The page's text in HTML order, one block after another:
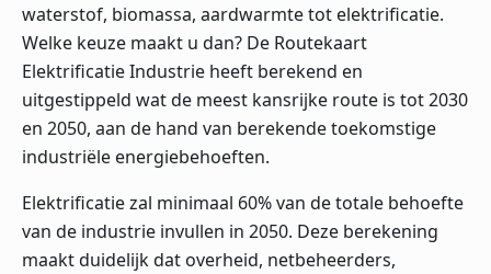
waterstof, biomassa, aardwarmte tot elektrificatie.
Welke keuze maakt u dan? De Routekaart
Elektrificatie Industrie heeft berekend en
uitgestippeld wat de meest kansrijke route is tot 2030
en 2050, aan de hand van berekende toekomstige
industriële energiebehoeften.
Elektrificatie zal minimaal 60% van de totale behoefte
van de industrie invullen in 2050. Deze berekening
maakt duidelijk dat overheid, netbeheerders,